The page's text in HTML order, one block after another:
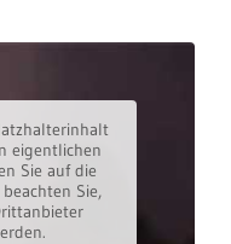
eigentlichen
Sie auf die
Sie,